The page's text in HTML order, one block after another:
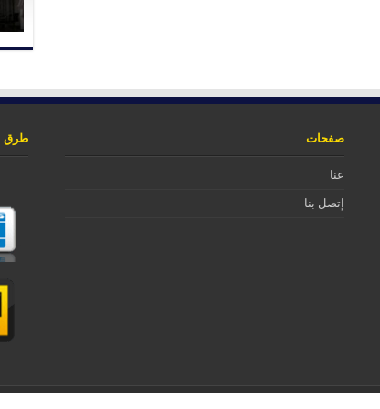
صفحات
عنا
إتصل بنا
طرق